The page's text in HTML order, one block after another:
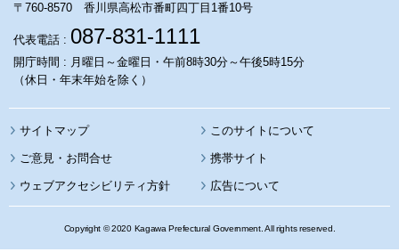
〒760-8570 香川県高松市番町四丁目1番10号
代表電話 : 087-831-1111
開庁時間 : 月曜日～金曜日・午前8時30分～午後5時15分
（休日・年末年始を除く）
サイトマップ このサイトについて
携帯サイト
ウェブアクセシビリティ方針 広告について
Copyright © 2020 Kagawa Prefectural Government. All rights reserved.